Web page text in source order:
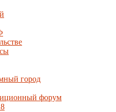
город
форум